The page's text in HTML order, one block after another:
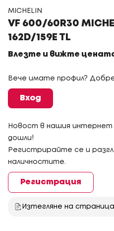
MICHELIN
VF 600/60R30
162D/159E TL
Влезте и вижте
Вече имате профил?
Вход
Новост в нашия интернет
дошли!
Регистрирайте се и
наличностите.
Регистрация
Изтегляне на